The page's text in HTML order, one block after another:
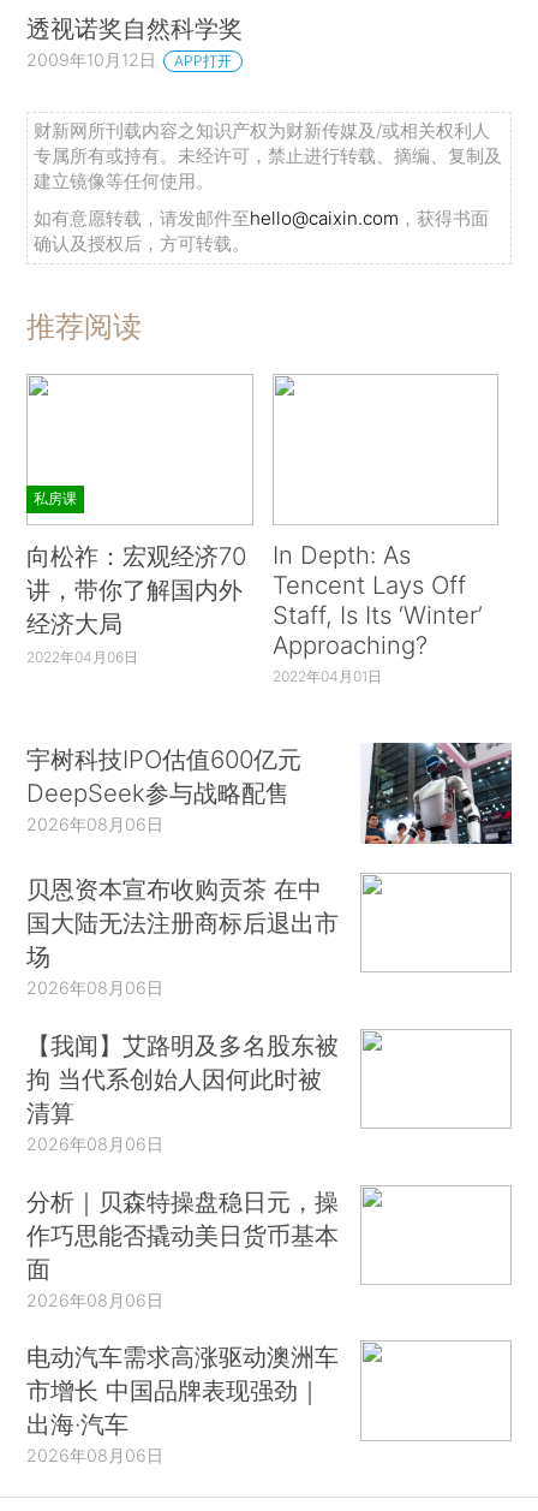
透视诺奖自然科学奖
2009年10月12日 APP打开
财新网所刊载内容之知识产权为财新传媒及/或相关权利人
专属所有或持有。未经许可，禁止进行转载、摘编、复制及
建立镜像等任何使用。
如有意愿转载，请发邮件至hello@caixin.com ，获得书面
确认及授权后，方可转载。
推荐阅读
私房课
向松祚：宏观经济70
讲，带你了解国内外
经济大局
2022年04月06日
In Depth: As
Tencent Lays Off
Staff, Is Its ‘Winter’
Approaching?
2022年04月01日
宇树科技IPO估值600亿元
DeepSeek参与战略配售
2026年08月06日
贝恩资本宣布收购贡茶 在中
国大陆无法注册商标后退出市
场
2026年08月06日
【我闻】艾路明及多名股东被
拘 当代系创始人因何此时被
清算
2026年08月06日
分析｜贝森特操盘稳日元，操
作巧思能否撬动美日货币基本
面
2026年08月06日
电动汽车需求高涨驱动澳洲车
市增长 中国品牌表现强劲｜
出海·汽车
2026年08月06日